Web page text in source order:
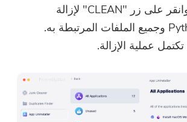
حدد الكل وانقر على زر "CLEAN" لإزالة
عملية الإزالة.